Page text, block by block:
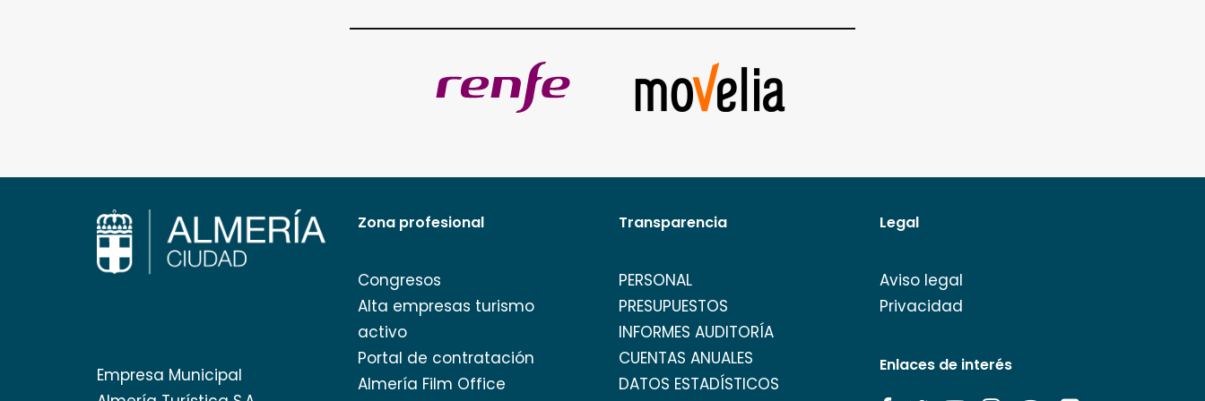
Empresa Municipal
Zona profesional
Congresos
Alta empresas turismo
activo
Portal de contratación
Almería Film Office
Transparencia
PERSONAL
PRESUPUESTOS
INFORMES AUDITORÍA
CUENTAS ANUALES
DATOS ESTADÍSTICOS
Legal
Aviso legal
Privacidad
Enlaces de interés